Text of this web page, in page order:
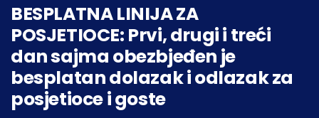
BESPLATNA LINIJA ZA
POSJETIOCE: Prvi, drugi i treći
dan sajma obezbjeđen je
besplatan dolazak i odlazak za
posjetioce i goste